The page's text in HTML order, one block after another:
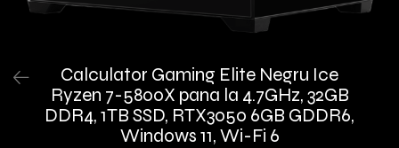
Calculator Gaming Elite Negru Ice
Ryzen 7-5800X pana la 4.7GHz, 32GB
DDR4, 1TB SSD, RTX3050 6GB GDDR6,
Windows 11, Wi-Fi 6